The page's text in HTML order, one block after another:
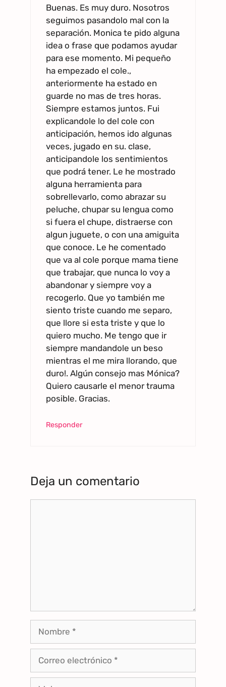
Buenas. Es muy duro. Nosotros
seguimos pasandolo mal con la
separación. Monica te pido alguna
idea o frase que podamos ayudar
para ese momento. Mi pequeño
ha empezado el cole.,
anteriormente ha estado en
guarde no mas de tres horas.
Siempre estamos juntos. Fui
explicandole lo del cole con
anticipación, hemos ido algunas
veces, jugado en su. clase,
anticipandole los sentimientos
que podrá tener. Le he mostrado
alguna herramienta para
sobrellevarlo, como abrazar su
peluche, chupar su lengua como
si fuera el chupe, distraerse con
algun juguete, o con una amiguita
que conoce. Le he comentado
que va al cole porque mama tiene
que trabajar, que nunca lo voy a
abandonar y siempre voy a
recogerlo. Que yo también me
siento triste cuando me separo,
que llore si esta triste y que lo
quiero mucho. Me tengo que ir
siempre mandandole un beso
mientras el me mira llorando, que
duro!. Algún consejo mas Mónica?
Quiero causarle el menor trauma
posible. Gracias.
Responder
Deja un comentario